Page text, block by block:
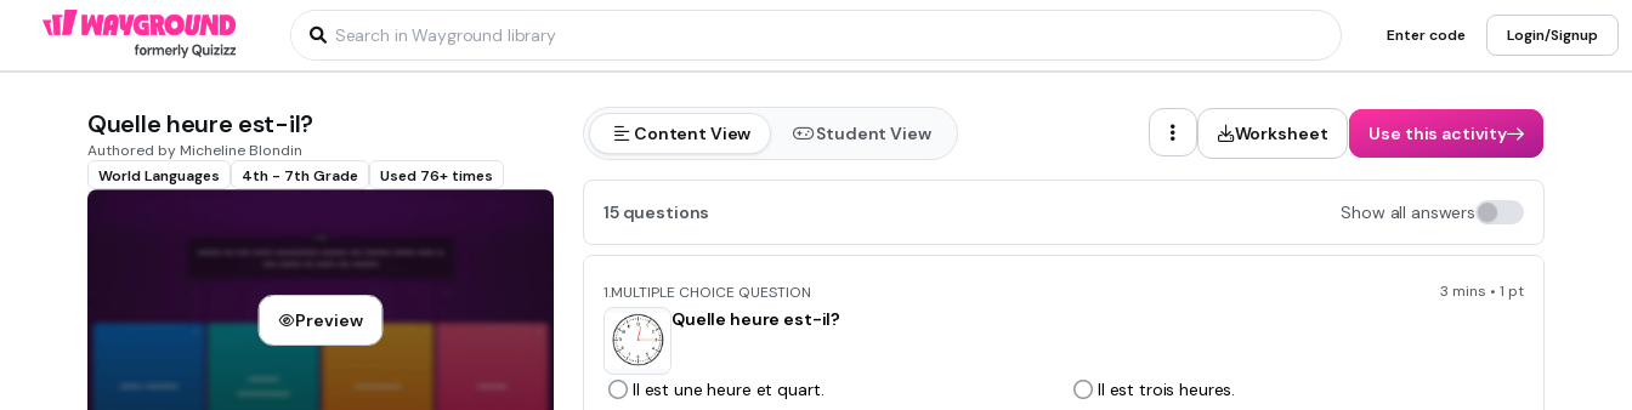
Enter code Login/Signup
Quelle heure est-il?
Authored by Micheline Blondin
World Languages
4th - 7th Grade Used 76+ times
Preview
Content View Student View Worksheet Use this activity
15 questions Show all answers
1.MULTIPLE CHOICE QUESTION 3 mins • 1 pt
Quelle heure est-il?
Il est une heure et quart.
Il est trois heures.